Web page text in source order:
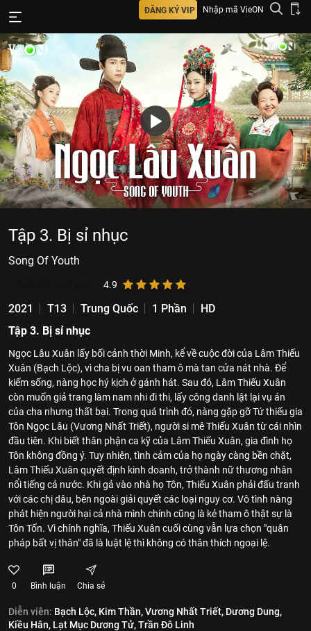
ĐĂNG KÝ VIP Nhập mã VieON
Tập 3. Bị sỉ nhục
Song Of Youth
4.9
2021 T13 Trung Quốc 1 Phần
HD
Tập 3. Bị sỉ nhục
Ngọc Lâu Xuân lấy bối cảnh thời Minh, kể về cuộc đời của Lâm Thiếu
Xuân (Bạch Lộc), vì cha bị vu oan tham ô mà tan cửa nát nhà. Để
kiếm sống, nàng học hý kịch ở gánh hát. Sau đó, Lâm Thiếu Xuân
còn muốn giả trang làm nam nhi đi thi, lấy công danh lật lại vụ án
của cha nhưng thất bại. Trong quá trình đó, nàng gặp gỡ Tứ thiếu gia
Tôn Ngọc Lâu (Vương Nhất Triết), người si mê Thiếu Xuân từ cái nhìn
đầu tiên. Khi biết thân phận ca kỹ của Lâm Thiếu Xuân, gia đình họ
Tôn không đồng ý. Tuy nhiên, tình cảm của họ ngày càng bền chặt,
Lâm Thiếu Xuân quyết định kinh doanh, trở thành nữ thương nhân
nổi tiếng cả nước. Khi gả vào nhà họ Tôn, Thiếu Xuân phải đấu tranh
với các chị dâu, bên ngoài giải quyết các loại nguy cơ. Vô tình nàng
phát hiện người hại cả nhà mình chính cũng là kẻ tham ô thật sự là
Tôn Tốn. Vì chính nghĩa, Thiếu Xuân cuối cùng vẫn lựa chọn "quân
pháp bất vị thân" đã là luật lệ thì không có thân thích ngoại lệ.
0 Bình luận Chia sẻ
Diễn viên: Bạch Lộc, Kim Thần,Vương Nhất Triết, Dương Dung,
Kiều Hân, Lạt Mục Dương Tử,Trần Đô Linh